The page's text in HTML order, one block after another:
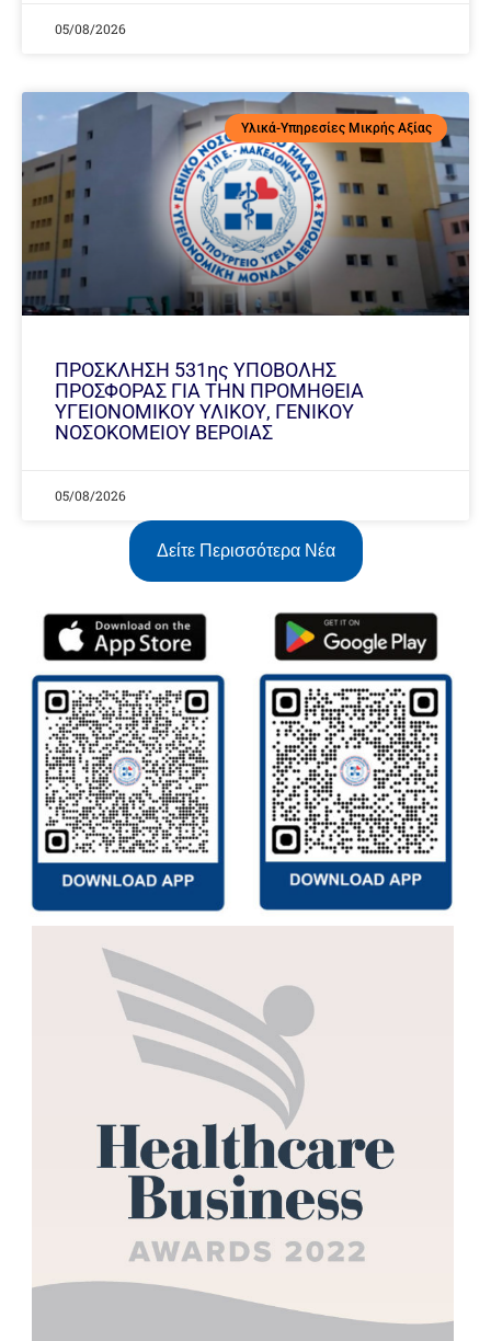
05/08/2026
Υλικά-Υπηρεσίες Μικρής Αξίας
ΠΡΟΣΚΛΗΣΗ 531ης ΥΠΟΒΟΛΗΣ
ΠΡΟΣΦΟΡΑΣ ΓΙΑ ΤΗΝ ΠΡΟΜΗΘΕΙΑ
ΥΓΕΙΟΝΟΜΙΚΟΥ ΥΛΙΚΟΥ, ΓΕΝΙΚΟΥ
ΝΟΣΟΚΟΜΕΙΟΥ ΒΕΡΟΙΑΣ
05/08/2026
Δείτε Περισσότερα Νέα